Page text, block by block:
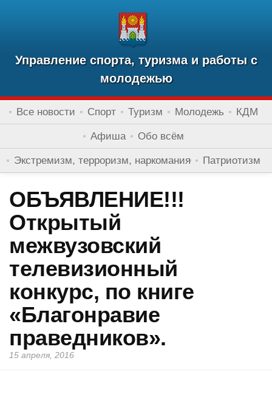
Управление спорта, туризма и работы с
молодежью
Все новости Спорт Туризм Молодежь КДМ
Афиша Обо всём
Экстремизм, терроризм, наркомания Патриотизм
ОБЪЯВЛЕНИЕ!!!
Открытый
межвузовский
телевизионный
конкурс, по книге
«Благонравие
праведников».
15 апреля, 2016